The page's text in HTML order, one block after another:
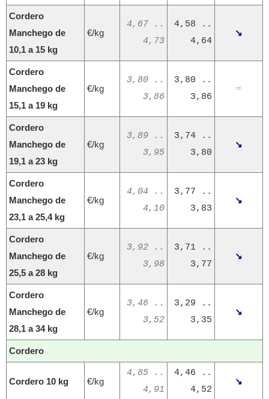
Cordero
Manchego de
10,1 a 15 kg
€/kg
4,67 ..
4,73
4,58 ..
4,64
↘
Cordero
Manchego de
15,1 a 19 kg
€/kg
3,80 ..
3,86
3,80 ..
3,86
=
Cordero
Manchego de
19,1 a 23 kg
€/kg
3,89 ..
3,95
3,74 ..
3,80
↘
Cordero
Manchego de
23,1 a 25,4 kg
€/kg
4,04 ..
4,10
3,77 ..
3,83
↘
Cordero
Manchego de
25,5 a 28 kg
€/kg
3,92 ..
3,98
3,71 ..
3,77
↘
Cordero
Manchego de
28,1 a 34 kg
€/kg
3,46 ..
3,52
3,29 ..
3,35
↘
Cordero
Cordero 10 kg €/kg
4,85 ..
4,91
4,46 ..
4,52
↘